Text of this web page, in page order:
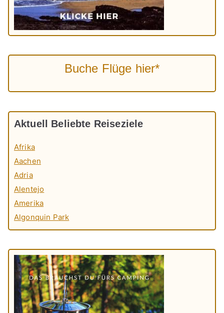
Buche Flüge hier*
Aktuell Beliebte Reiseziele
Afrika
Aachen
Adria
Alentejo
Amerika
Algonquin Park